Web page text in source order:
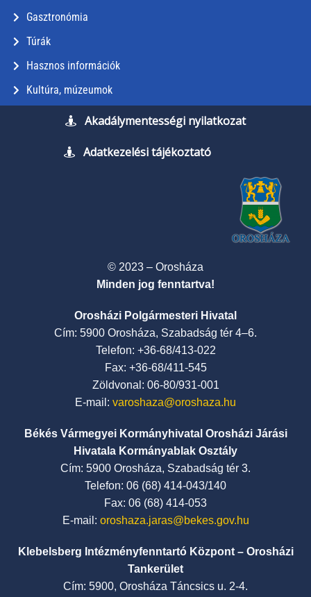
Gasztronómia
Túrák
Hasznos információk
Kultúra, múzeumok
Akadálymentességi nyilatkozat
Adatkezelési tájékoztató
© 2023 – Orosháza
Minden jog fenntartva!
Orosházi Polgármesteri Hivatal
Cím: 5900 Orosháza, Szabadság tér 4–6.
Telefon: +36-68/413-022
Fax: +36-68/411-545
Zöldvonal: 06-80/931-001
E-mail: varoshaza@oroshaza.hu
Békés Vármegyei Kormányhivatal Orosházi Járási
Hivatala Kormányablak Osztály
Cím: 5900 Orosháza, Szabadság tér 3.
Telefon: 06 (68) 414-043/140
Fax: 06 (68) 414-053
E-mail: oroshaza.jaras@bekes.gov.hu
Klebelsberg Intézményfenntartó Központ – Orosházi
Tankerület
Cím: 5900, Orosháza Táncsics u. 2-4.